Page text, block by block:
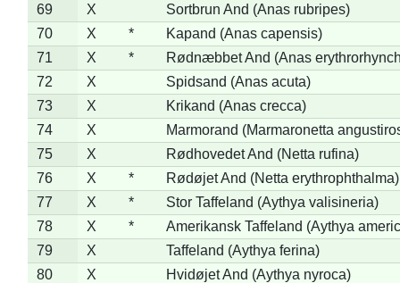
69
X
Sortbrun And (Anas rubripes)
70
X *
Kapand (Anas capensis)
71
X *
Rødnæbbet And (Anas
72
X
Spidsand (Anas acuta)
73
X
Krikand (Anas crecca)
74
X
Marmorand (Marmaronetta
75
X
Rødhovedet And (Netta rufina)
76
X *
Rødøjet And (Netta erythrophthalma)
77
X *
Stor Taffeland (Aythya valisineria)
78
X *
Amerikansk Taffeland (Aythya
79
X
Taffeland (Aythya ferina)
80
X
Hvidøjet And (Aythya nyroca)